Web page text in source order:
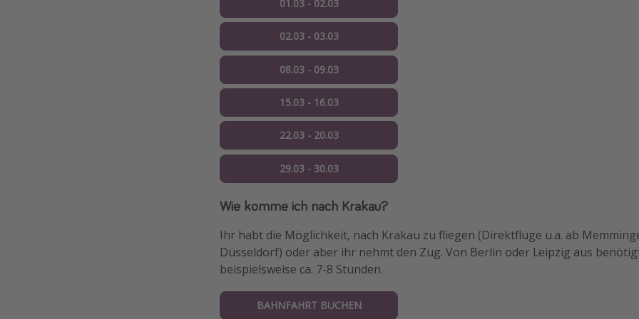
01.03 - 02.03
02.03 - 03.03
08.03 - 09.03
15.03 - 16.03
22.03 - 20.03
29.03 - 30.03
Wie komme ich nach Krakau?
Ihr habt die Möglichkeit, nach Krakau zu fliegen (Direktflüge u.a. ab
Düsseldorf) oder aber ihr nehmt den Zug. Von Berlin oder Leipzig aus
beispielsweise ca. 7-8 Stunden.
BAHNFAHRT BUCHEN